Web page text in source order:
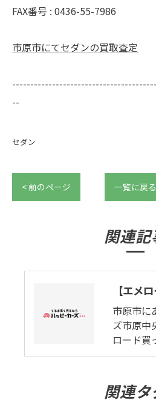
FAX番号 : 0436-55-7986
市原市にてセダンの買取査定
--
セダン
< 前のページ 一覧に戻る
関連記
市原市に
ズ市原中
ロード買
関連タ